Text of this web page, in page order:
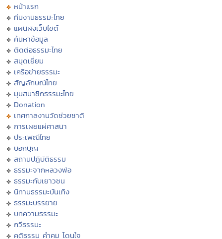
หน้าแรก
ทีมงานธรรมะไทย
แผนผังเว็บไซต์
ค้นหาข้อมูล
ติดต่อธรรมะไทย
สมุดเยี่ยม
เครือข่ายธรรมะ
สัญลักษณ์ไทย
มุมสมาชิกธรรมะไทย
Donation
เทศกาลงานวัดช่วยชาติ
การเผยแผ่ศาสนา
ประเพณีไทย
บอกบุญ
สถานปฏิบัติธรรม
ธรรมะจากหลวงพ่อ
ธรรมะกับเยาวชน
นิทานธรรมะบันเทิง
ธรรมะบรรยาย
บทความธรรมะ
กวีธรรมะ
คติธรรม คำคม โดนใจ